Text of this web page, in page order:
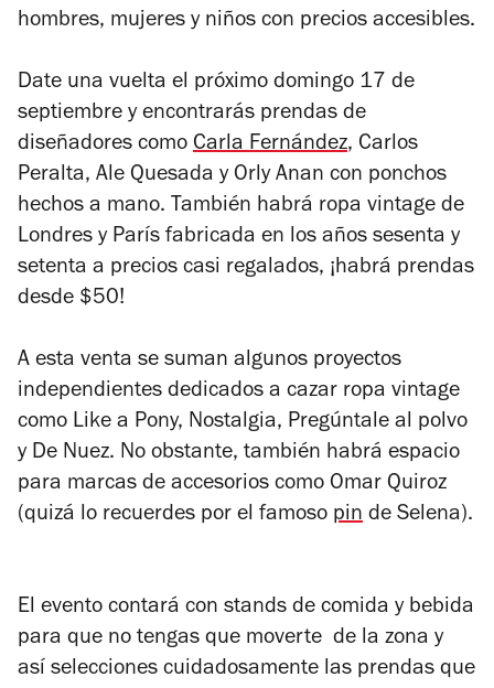
hombres, mujeres y niños con precios accesibles.
Date una vuelta el próximo domingo 17 de
septiembre y encontrarás prendas de
diseñadores como Carla Fernández, Carlos
Peralta, Ale Quesada y Orly Anan con ponchos
hechos a mano. También habrá ropa vintage de
Londres y París fabricada en los años sesenta y
setenta a precios casi regalados, ¡habrá prendas
desde $50!
A esta venta se suman algunos proyectos
independientes dedicados a cazar ropa vintage
como Like a Pony, Nostalgia, Pregúntale al polvo
y De Nuez. No obstante, también habrá espacio
para marcas de accesorios como Omar Quiroz
(quizá lo recuerdes por el famoso pin de Selena).
El evento contará con stands de comida y bebida
para que no tengas que moverte de la zona y
así selecciones cuidadosamente las prendas que